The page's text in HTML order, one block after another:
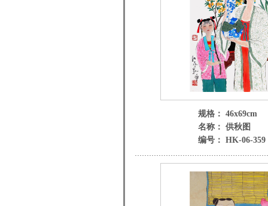
规格： 46x69cm
名称： 供秋图
编号： HK-06-359